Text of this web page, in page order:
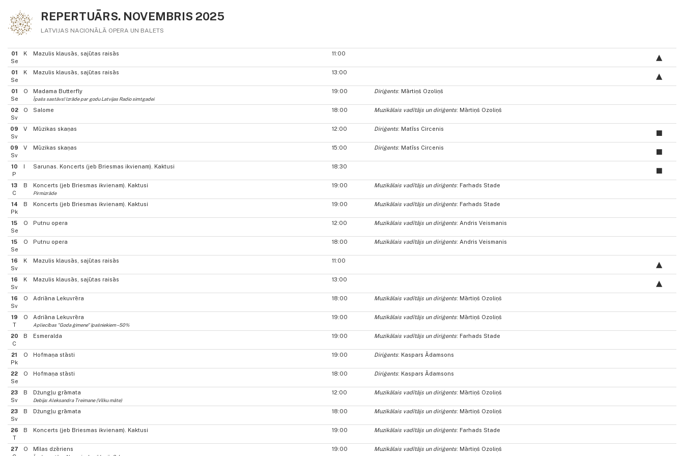
REPERTUĀRS. NOVEMBRIS 2025
LATVIJAS NACIONĀLĀ OPERA UN BALETS
01
Se
K Mazulis klausās, sajūtas raisās 11:00
01
Se
K Mazulis klausās, sajūtas raisās 13:00
01
Se
O Madama Butterfly
Īpašs sastāvs! Izrāde par godu Latvijas Radio simtgadei
19:00 Diriģents: Mārtiņš Ozoliņš
02
Sv
O Salome 18:00 Muzikālais vadītājs un diriģents: Mārtiņš Ozoliņš
09
Sv
V Mūzikas skaņas 12:00 Diriģents: Matīss Circenis
09
Sv
V Mūzikas skaņas 15:00 Diriģents: Matīss Circenis
10
P
I Sarunas. Koncerts (jeb Briesmas ikvienam). Kaktusi 18:30
13
C
B Koncerts (jeb Briesmas ikvienam). Kaktusi
Pirmizrāde
19:00 Muzikālais vadītājs un diriģents: Farhads Stade
14
Pk
B Koncerts (jeb Briesmas ikvienam). Kaktusi 19:00 Muzikālais vadītājs un diriģents: Farhads Stade
15
Se
O Putnu opera 12:00 Muzikālais vadītājs un diriģents: Andris Veismanis
15
Se
O Putnu opera 18:00 Muzikālais vadītājs un diriģents: Andris Veismanis
16
Sv
K Mazulis klausās, sajūtas raisās 11:00
16
Sv
K Mazulis klausās, sajūtas raisās 13:00
16
Sv
O Adriāna Lekuvrēra 18:00 Muzikālais vadītājs un diriģents: Mārtiņš Ozoliņš
19
T
O Adriāna Lekuvrēra
Apliecības "Goda ģimene" īpašniekiem –50%
19:00 Muzikālais vadītājs un diriģents: Mārtiņš Ozoliņš
20
C
B Esmeralda 19:00 Muzikālais vadītājs un diriģents: Farhads Stade
21
Pk
O Hofmaņa stāsti 19:00 Diriģents: Kaspars Ādamsons
22
Se
O Hofmaņa stāsti 18:00 Diriģents: Kaspars Ādamsons
23
Sv
B Džungļu grāmata
Debija: Aleksandra Treimane (Vilku māte)
12:00 Muzikālais vadītājs un diriģents: Mārtiņš Ozoliņš
23
Sv
B Džungļu grāmata 18:00 Muzikālais vadītājs un diriģents: Mārtiņš Ozoliņš
26
T
B Koncerts (jeb Briesmas ikvienam). Kaktusi 19:00 Muzikālais vadītājs un diriģents: Farhads Stade
27
O Mīlas dzēriens 19:00 Muzikālais vadītājs un diriģents: Mārtiņš Ozoliņš